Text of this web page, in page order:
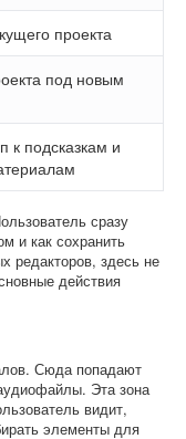
проекта
под новым
к подсказкам и
сразу
и как сохранить
редакторов, здесь не
действия
Сюда попадают
Эта зона
видит,
элементы для